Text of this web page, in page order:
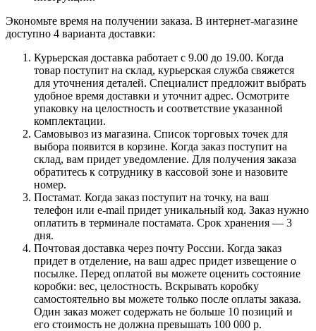
Экономьте время на получении заказа. В интернет-магазине
доступно 4 варианта доставки:
Курьерская доставка работает с 9.00 до 19.00. Когда
товар поступит на склад, курьерская служба свяжется
для уточнения деталей. Специалист предложит выбрать
удобное время доставки и уточнит адрес. Осмотрите
упаковку на целостность и соответствие указанной
комплектации.
Самовывоз из магазина. Список торговых точек для
выбора появится в корзине. Когда заказ поступит на
склад, вам придет уведомление. Для получения заказа
обратитесь к сотруднику в кассовой зоне и назовите
номер.
Постамат. Когда заказ поступит на точку, на ваш
телефон или e-mail придет уникальный код. Заказ нужно
оплатить в терминале постамата. Срок хранения — 3
дня.
Почтовая доставка через почту России. Когда заказ
придет в отделение, на ваш адрес придет извещение о
посылке. Перед оплатой вы можете оценить состояние
коробки: вес, целостность. Вскрывать коробку
самостоятельно вы можете только после оплаты заказа.
Один заказ может содержать не больше 10 позиций и
его стоимость не должна превышать 100 000 р.